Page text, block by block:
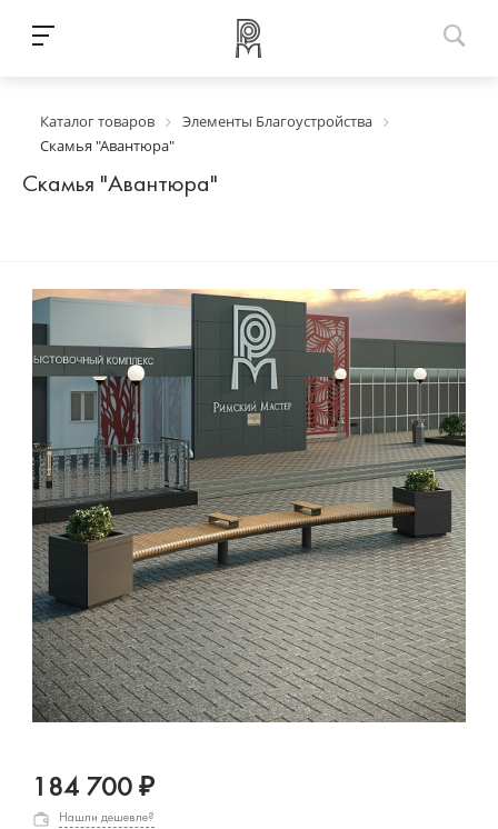
Каталог товаров
Элементы Благоустройства
Скамья "Авантюра"
Скамья "Авантюра"
184 700 ₽
Нашли дешевле?